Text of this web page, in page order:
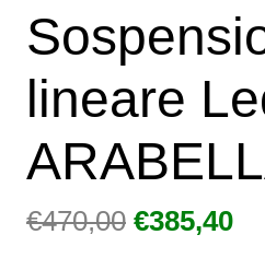
lineare
€470,00 Il
€385,40Il